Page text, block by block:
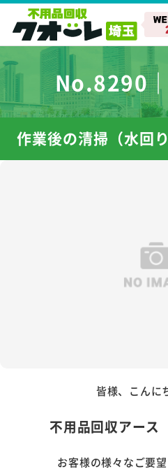
No.8290
作業後の清掃（水回
皆様、こん
不用品回収アー
お客様の様々なご要望